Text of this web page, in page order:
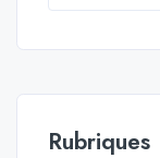
Rubriques